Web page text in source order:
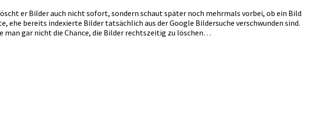
er Bilder auch nicht sofort, sondern schaut später noch mehrmals vorbei, ob ein Bild
ehe bereits indexierte Bilder tatsächlich aus der Google Bildersuche verschwunden sind.
man gar nicht die Chance, die Bilder rechtszeitig zu löschen…